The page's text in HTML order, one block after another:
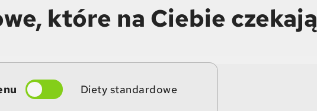
które na Ciebie czekają
Diety standardowe